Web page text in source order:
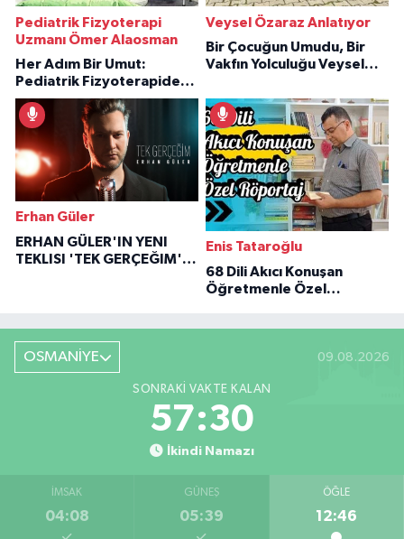
Pediatrik Fizyoterapi
Uzmanı Ömer Alaosman
Her Adım Bir Umut:
Pediatrik Fizyoterapiden
İlham Veren Hikâyeler
Veysel Özaraz Anlatıyor
Bir Çocuğun Umudu, Bir
Vakfın Yolculuğu Veysel
Erhan Güler
ERHAN GÜLER'IN YENI
TEKLISI 'TEK GERÇEĞIM'LE
Enis Tataroğlu
68 Dili Akıcı Konuşan
Öğretmenle Özel
OSMANİYE 09.08.2026
SONRAKI VAKTE KALAN
57:29
İkindi Namazı
İMSAK
04:08
GÜNEŞ
05:39
ÖĞLE
12:46